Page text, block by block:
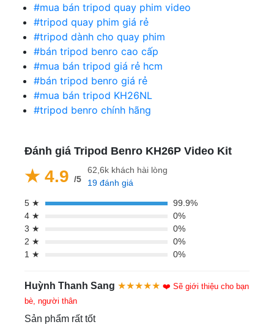
#mua bán tripod quay phim video
#tripod quay phim giá rẻ
#tripod dành cho quay phim
#bán tripod benro cao cấp
#mua bán tripod giá rẻ hcm
#bán tripod benro giá rẻ
#mua bán tripod KH26NL
#tripod benro chính hãng
Đánh giá Tripod Benro KH26P Video Kit
★ 4.9 /5
62,6k khách hài lòng
19 đánh giá
5 ★
99.9%
4 ★
0%
3 ★
0%
2 ★
0%
1 ★
0%
Huỳnh Thanh Sang ★★★★★ ❤️ Sẽ giới thiệu cho bạn
bè, người thân
Sản phẩm rất tốt